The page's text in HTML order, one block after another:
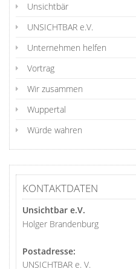
Unsichtbär
UNSICHTBAR e.V.
Unternehmen helfen
Vortrag
Wir zusammen
Wuppertal
Würde wahren
KONTAKTDATEN
Unsichtbar e.V.
Holger Brandenburg
Postadresse:
UNSICHTBAR e. V.